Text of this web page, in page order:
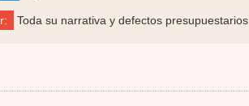
Toda su narrativa y defectos presupuestarios